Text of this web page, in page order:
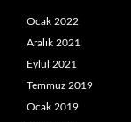
Ocak 2022
Aralık 2021
Eylül 2021
Temmuz 2019
Ocak 2019